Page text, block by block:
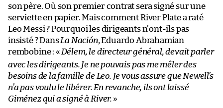
son père. Où son premier contrat sera signé sur une
serviette en papier. Mais comment River Plate a raté
Leo Messi ? Pourquoi les dirigeants n’ont-ils pas
insisté ? DansLa Nación, Eduardo Abrahamian
rembobine : « Délem, le directeur général, devait parler
avec les dirigeants. Je ne pouvais pas me mêler des
besoins de la famille de Leo. Je vous assure que Newell’s
n’a pas voulu le libérer. En revanche, ils ont laissé
Giménez qui a signé à River. »